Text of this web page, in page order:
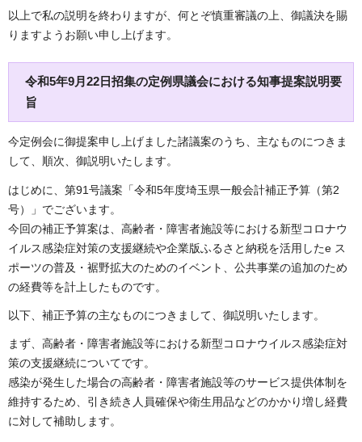
以上で私の説明を終わりますが、何とぞ慎重審議の上、御議決を賜
りますようお願い申し上げます。
令和5年9月22日招集の定例県議会における知事提案説明要
旨
今定例会に御提案申し上げました諸議案のうち、主なものにつきま
して、順次、御説明いたします。
はじめに、第91号議案「令和5年度埼玉県一般会計補正予算（第2
号）」でございます。
今回の補正予算案は、高齢者・障害者施設等における新型コロナウ
イルス感染症対策の支援継続や企業版ふるさと納税を活用したe ス
ポーツの普及・裾野拡大のためのイベント、公共事業の追加のため
の経費等を計上したものです。
以下、補正予算の主なものにつきまして、御説明いたします。
まず、高齢者・障害者施設等における新型コロナウイルス感染症対
策の支援継続についてです。
感染が発生した場合の高齢者・障害者施設等のサービス提供体制を
維持するため、引き続き人員確保や衛生用品などのかかり増し経費
に対して補助します。